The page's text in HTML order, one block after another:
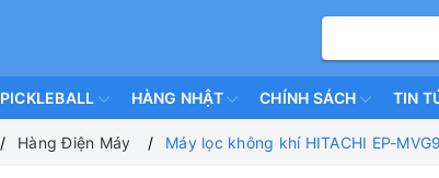
PICKLEBALL HÀNG NHẬT CHÍNH SÁCH TIN
Hàng Điện Máy Máy lọc không khí HITACHI EP-